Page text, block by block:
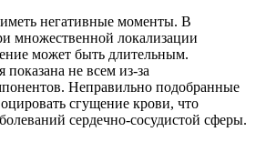
негативные моменты. В
множественной локализации
может быть длительным.
показана не всем из-за
Неправильно подобранные
сгущение крови, что
сердечно-сосудистой сферы.